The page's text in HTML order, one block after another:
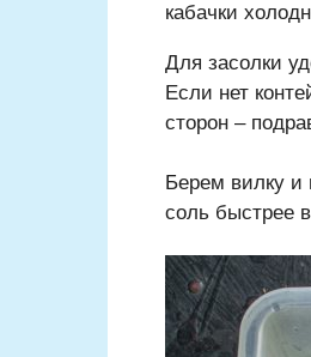
кабачки
Для засолки
Если нет
сторон –
Берем вилку и
соль быстрее